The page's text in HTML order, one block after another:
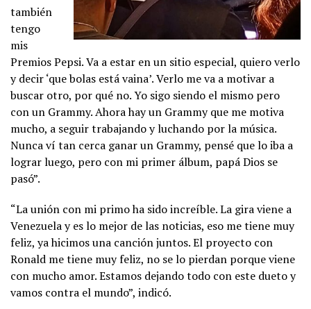
también
tengo
mis
Premios Pepsi. Va a estar en un sitio especial, quiero verlo
y decir ‘que bolas está vaina’. Verlo me va a motivar a
buscar otro, por qué no. Yo sigo siendo el mismo pero
con un Grammy. Ahora hay un Grammy que me motiva
mucho, a seguir trabajando y luchando por la música.
Nunca ví tan cerca ganar un Grammy, pensé que lo iba a
lograr luego, pero con mi primer álbum, papá Dios se
pasó”.
“La unión con mi primo ha sido increíble. La gira viene a
Venezuela y es lo mejor de las noticias, eso me tiene muy
feliz, ya hicimos una canción juntos. El proyecto con
Ronald me tiene muy feliz, no se lo pierdan porque viene
con mucho amor. Estamos dejando todo con este dueto y
vamos contra el mundo”, indicó.